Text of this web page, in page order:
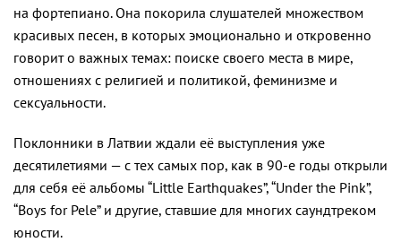
на фортепиано. Она покорила слушателей множеством
красивых песен, в которых эмоционально и откровенно
говорит о важных темах: поиске своего места в мире,
отношениях с религией и политикой, феминизме и
сексуальности.
Поклонники в Латвии ждали её выступления уже
десятилетиями — с тех самых пор, как в 90-е годы открыли
для себя её альбомы “Little Earthquakes”, “Under the Pink”,
“Boys for Pele” и другие, ставшие для многих саундтреком
юности.